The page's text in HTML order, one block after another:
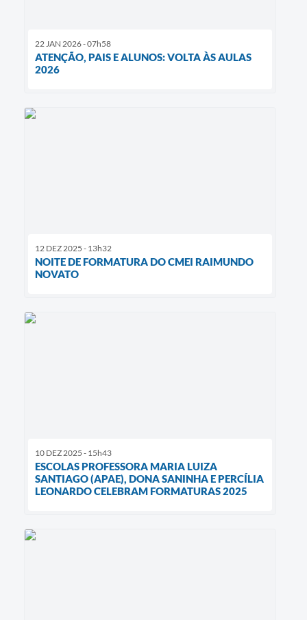
22 JAN 2026 - 07h58
ATENÇÃO, PAIS E ALUNOS: VOLTA ÀS AULAS
2026
12 DEZ 2025 - 13h32
NOITE DE FORMATURA DO CMEI RAIMUNDO
NOVATO
10 DEZ 2025 - 15h43
ESCOLAS PROFESSORA MARIA LUIZA
SANTIAGO (APAE), DONA SANINHA E PERCÍLIA
LEONARDO CELEBRAM FORMATURAS 2025